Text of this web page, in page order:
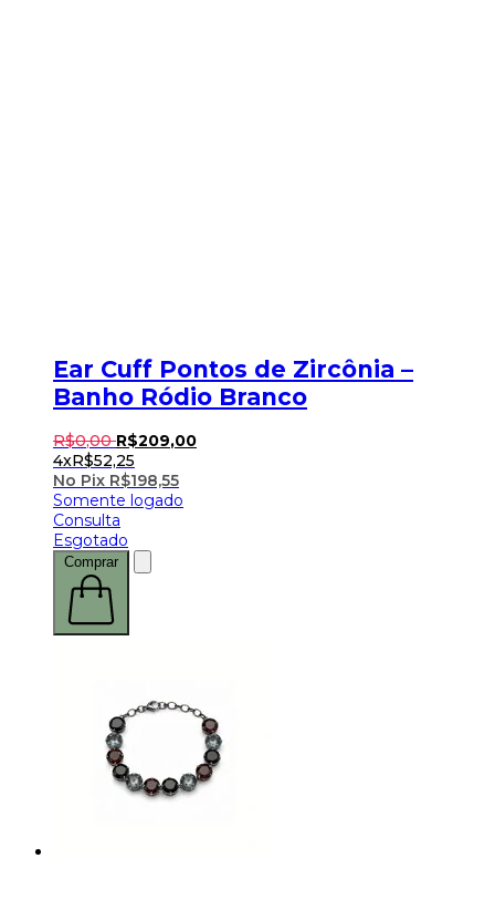
Ear Cuff Pontos de Zircônia –
Banho Ródio Branco
R$0,00 R$209,00
4xR$52,25
No Pix R$198,55
Somente logado
Consulta
Esgotado
Comprar